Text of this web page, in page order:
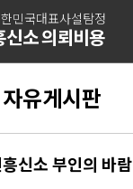
민국대표사설탐정
신소 의뢰비용
자유게시판
신소 부인의 바람